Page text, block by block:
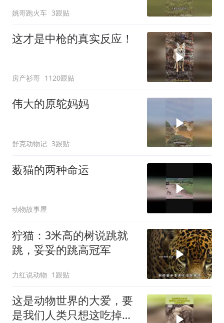
姚哥跑火车 3跟贴
这才是中枪的真实反应！
房产衫哥 1120跟贴
伟大的原鸵妈妈
舒克动物记 3跟贴
薮猫的两种命运
动物故事屋
狞猫：3米高的树说跳就
跳，妥妥的跳高冠军
力红说动物 1跟贴
这是动物世界的大爱，要
是我们人类只想这吃掉